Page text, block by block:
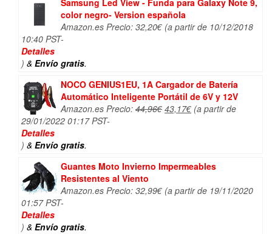
Samsung Led View - Funda para Galaxy Note 9,
color negro- Version española
Amazon.es Precio: 32,20€ (a partir de 10/12/2018
10:40 PST-
Detalles
) & Envío gratis.
NOCO GENIUS1EU, 1A Cargador de Batería
Automático Inteligente Portátil de 6V y 12V
Amazon.es Precio: 44,96€ El
43,17€El(a partir de
29/01/2022 01:17 PST-
Detalles
) & Envío gratis.
Guantes Moto Invierno Impermeables
Resistentes al Viento
Amazon.es Precio: 32,99€ (a partir de 19/11/2020
01:57 PST-
Detalles
) & Envío gratis.